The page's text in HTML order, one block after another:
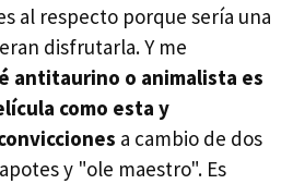
al respecto porque sería una
disfrutarla. Y me
antitaurino o animalista es
como esta y
a cambio de dos
y "ole maestro". Es